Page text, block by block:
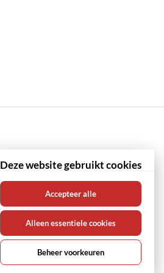
Deze website gebruikt cookies
Accepteer alle
Alleen essentiele cookies
Beheer voorkeuren